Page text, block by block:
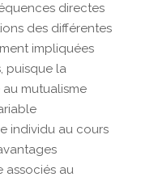
directes
des différentes
impliquées
puisque la
mutualisme
individu au cours
associés au